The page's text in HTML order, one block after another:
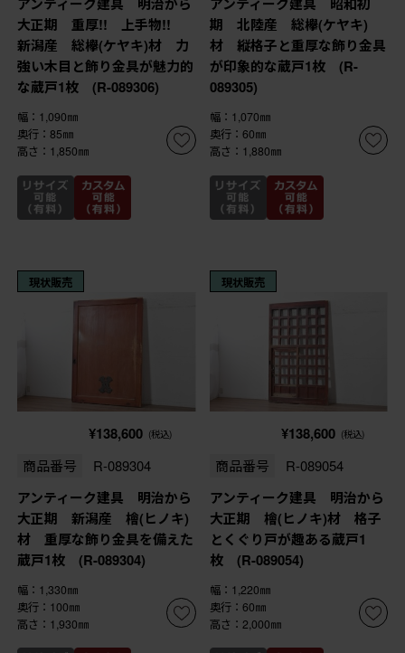
大正期 重厚!! 上手物!!
新潟産 総欅(ケヤキ)材 力
強い木目と飾り金具が魅力的
な蔵戸1枚 (R-089306)
幅：1,090㎜
奥行：85㎜
高さ：1,850㎜
期 北陸産 総欅(ケヤキ)
材 縦格子と重厚な飾り金具
が印象的な蔵戸1枚 (R-
089305)
幅：1,070㎜
奥行：60㎜
高さ：1,880㎜
現状販売
¥138,600 (税込)
商品番号 R-089304
アンティーク建具 明治から
大正期 新潟産 檜(ヒノキ)
材 重厚な飾り金具を備えた
蔵戸1枚 (R-089304)
幅：1,330㎜
奥行：100㎜
高さ：1,930㎜
現状販売
¥138,600 (税込)
商品番号 R-089054
アンティーク建具 明治から
大正期 檜(ヒノキ)材 格子
とくぐり戸が趣ある蔵戸1
枚 (R-089054)
幅：1,220㎜
奥行：60㎜
高さ：2,000㎜